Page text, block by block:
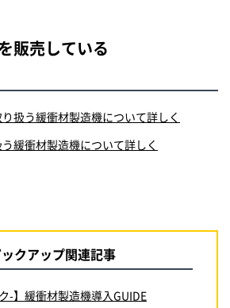
販売している
り扱う緩衝材製造機について詳しく
う緩衝材製造機について詳しく
クアップ関連記事
-】緩衝材製造機導入GUIDE